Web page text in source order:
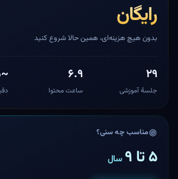
رایگان
بدون هیچ هزینه‌ای، همین حالا شروع کنید
۲۹
جلسهٔ آموزشی
۶.۹
ساعت محتوا
~۱۵
مناسب چه سنی؟
۵ تا ۹ سال